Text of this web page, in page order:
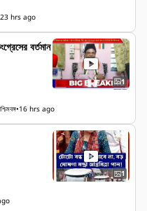
23 hrs ago
বর্তমান
1
•16 hrs ago
1